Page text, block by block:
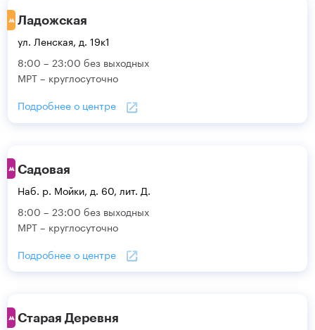
Ладожская
ул. Ленская, д. 19к1
8:00 – 23:00 без выходных
МРТ – круглосуточно
Подробнее о центре
Садовая
Наб. р. Мойки, д. 60, лит. Д.
8:00 – 23:00 без выходных
МРТ – круглосуточно
Подробнее о центре
Старая Деревня